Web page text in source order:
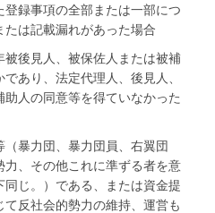
登録事項の全部または一部につ
たは記載漏れがあった場合
被後見人、被保佐人または被補
あり、法定代理人、後見人、
助人の同意等を得ていなかった
（暴力団、暴力団員、右翼団
力、その他これに準ずる者を意
同じ。）である、または資金提
て反社会的勢力の維持、運営も